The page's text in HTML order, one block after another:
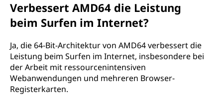
Verbessert AMD64 die Leistung
beim Surfen im Internet?
Ja, die 64-Bit-Architektur von AMD64 verbessert die
Leistung beim Surfen im Internet, insbesondere bei
der Arbeit mit ressourcenintensiven
Webanwendungen und mehreren Browser-
Registerkarten.